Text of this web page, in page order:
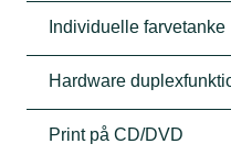
Individuelle farvetanke
Hardware
Print på CD/DVD